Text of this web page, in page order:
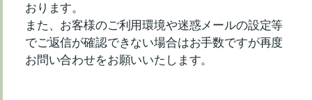
おります。
また、お客様のご利用環境や迷惑メールの設定等
でご返信が確認できない場合はお手数ですが再度
お問い合わせをお願いいたします。